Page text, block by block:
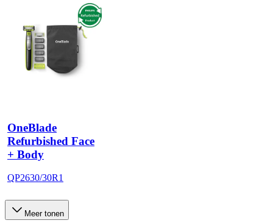
OneBlade
Refurbished Face
+ Body
QP2630/30R1
Meer tonen